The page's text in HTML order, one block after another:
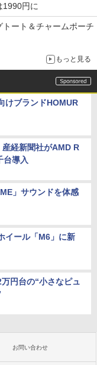
1990円に
ート＆チャームポーチ
もっと見る
けブランドHOMUR
経新聞社がAMD R
導入
」サウンドを体感
イール「M6」に新
円台の“小さなピュ
お問い合わせ